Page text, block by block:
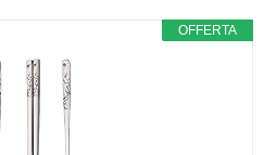
OFFERTA